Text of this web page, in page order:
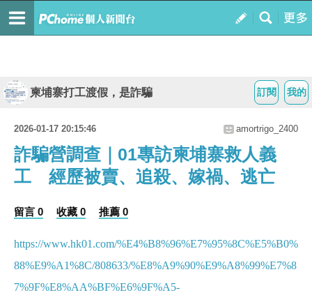
我的
訂閱
柬埔寨打工渡假，是詐騙
2026-01-17 20:15:46 amortrigo_2400
詐騙營調查｜01專訪柬埔寨救人義
工 經歷被賣、追殺、嫁禍、逃亡
留言 0 收藏 0 推薦 0
https://www.hk01.com/%E4%B8%96%E7%95%8C%E5%B0%
88%E9%A1%8C/808633/%E8%A9%90%E9%A8%99%E7%8
7%9F%E8%AA%BF%E6%9F%A5-